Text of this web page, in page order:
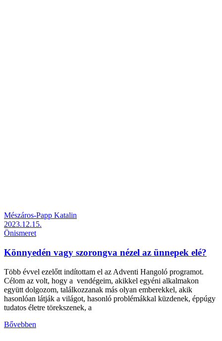
Mészáros-Papp Katalin
2023.12.15.
Önismeret
Könnyedén vagy szorongva nézel az ünnepek elé?
Több évvel ezelőtt indítottam el az Adventi Hangoló programot.
Célom az volt, hogy a vendégeim, akikkel egyéni alkalmakon
együtt dolgozom, találkozzanak más olyan emberekkel, akik
hasonlóan látják a világot, hasonló problémákkal küzdenek, éppúgy
tudatos életre törekszenek, a
Bővebben